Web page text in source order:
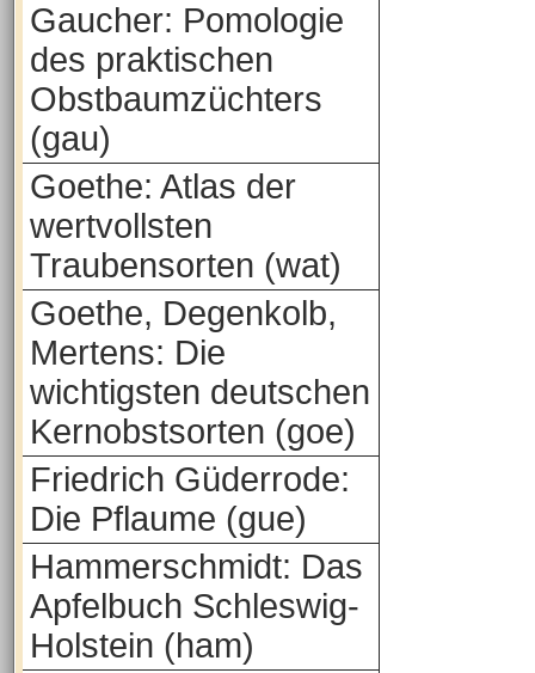
Gaucher: Pomologie
des praktischen
Obstbaumzüchters
(gau)
Goethe: Atlas der
wertvollsten
Traubensorten (wat)
Goethe, Degenkolb,
Mertens: Die
wichtigsten deutschen
Kernobstsorten (goe)
Friedrich Güderrode:
Die Pflaume (gue)
Hammerschmidt: Das
Apfelbuch Schleswig-
Holstein (ham)